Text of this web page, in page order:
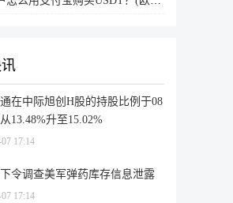
在中际旭创H股的持股比例于08
13.48%升至15.02%
17:14
令调查美军弹药库存信息泄露
17:14